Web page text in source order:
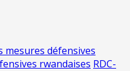
mesures défensives
rwandaises RDC-